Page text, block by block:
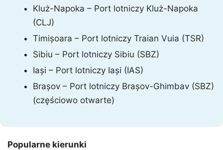
Kluż-Napoka – Port lotniczy Kluż-Napoka
(CLJ)
Timișoara – Port lotniczy Traian Vuia (TSR)
Sibiu – Port lotniczy Sibiu (SBZ)
Iași – Port lotniczy Iași (IAS)
Brașov – Port lotniczy Brașov-Ghimbav (SBZ)
(częściowo otwarte)
Popularne kierunki